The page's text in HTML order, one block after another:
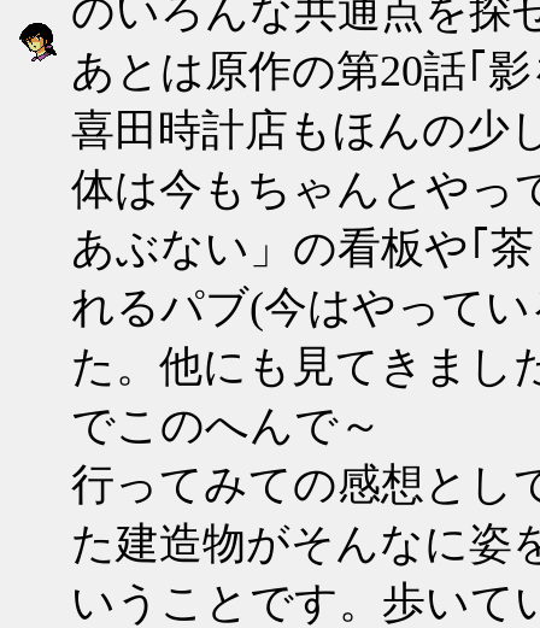
のいろんな共通点を探
あとは原作の第20話｢
喜田時計店もほんの少
体は今もちゃんとやっ
あぶない」の看板や｢
れるパブ(今はやって
た。他にも見てきまし
でこのへんで～
行ってみての感想とし
た建造物がそんなに姿
いうことです。歩いて